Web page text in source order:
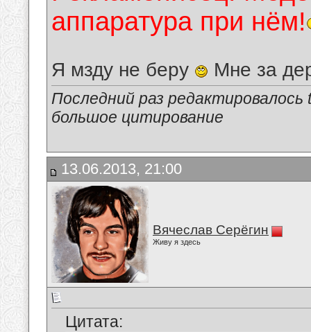
аппаратура при нём!
Я мзду не беру Мне за
Последний раз
большое цитирование
13.06.2013, 21:00
Вячеслав Серёгин
Живу я здесь
Цитата: